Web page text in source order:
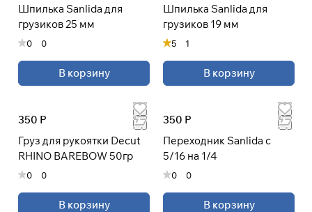
Шпилька Sanlida для
грузиков 25 мм
0 0
В корзину
Шпилька Sanlida для
грузиков 19 мм
5 1
В корзину
350 Р
Груз для рукоятки Decut
RHINO BAREBOW 50гр
0 0
В корзину
350 Р
Переходник Sanlida с
5/16 на 1/4
0 0
В корзину
25%
в корзину
При оформлении заказа
выберите метод оплаты
Оплачивайте сегодня только
картой любого банка